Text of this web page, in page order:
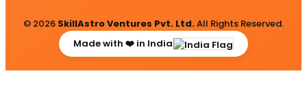
© 2026 SkillAstro Ventures Pvt. Ltd.All Rights Reserved.
Made with ❤️ in India